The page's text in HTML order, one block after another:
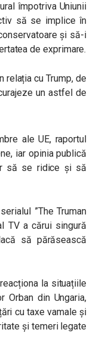
împotriva Uniunii
să se implice în
și să-i
de exprimare.
relația cu Trump, de
un astfel de
ale UE, raportul
iar opinia publică
să se ridice și să
”The Truman
TV a cărui singură
să părăsească
la situațiile
din Ungaria,
cu taxe vamale și
și temeri legate